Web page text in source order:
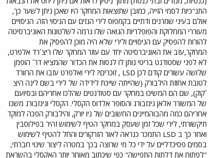
התנ"כיות לסמי הזייה, כמובן שתוצאות המחקר היו שאכן ניתן לשער כך,
אולם בעיני שמרנים ודתיים בקמפוס לירי הגזים עם הניסוי הזה. הניסויים
מעוררי המחלוקת והפופלריות הגואה שלו גרמה לשלטונות האוניברסיטה
להורות להפסיק עם הניסויים ולירי שלא היה מוכן להפסיק את
המחקר,עזב את האוניברסיטה יחד עם עוזר המחקר שלו ריצ´רד אלפרט,
לא לפני שסטודנט בריטי נותן לו לנסות את הכדור שהמציא דר´ הופמן
שלושה עשורים קודם לכן LSD , זוכרים? לירי ואלפרט עזבו את הרוורד
לטובת אחוזת הילבורק (שהייתה שייכת לידידה של לירי בשם לינה היצ
´קוק), שם הם המשיכו במחקר עם סטודנטים שהלכו אחריהם ובסיועם
של המשורר אלאן גינזבורג והסופר אלדוס הקסלי. הקסלי וגינזבורג משכו
אחריהם כמה מהבוהמיינים החשובים של ניו יורק, והילבורק הפכה למוקד
תיקשורתי, לירי שכל זמן שעסק במחקר הטיף לשימוש זהיר בפילוסבין
ואחר כך ב LSD התמכר כנראה לאור הזרקורים והחל להטיף לשימוש
בסמים פסיכדליים על ידי כל מי שרוצה בכך במטרה ליצור שינוי חברתי,
"לפתוח את דלתות התפישה" כפי שיכתוב מאוחר יותר האקסלי בהשראת